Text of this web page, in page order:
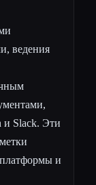
ведения
и Slack. Эти
и